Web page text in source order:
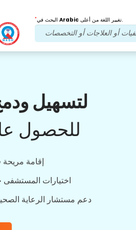
* Arabic تغيير اللغة من أعلى.
لتسهيل
للحصول
إقامة
اختيارات
دعم مستشار الرعاية
بعد العلاج
احصل على دعم طبي
الساعة طوال أيام الأسبوع